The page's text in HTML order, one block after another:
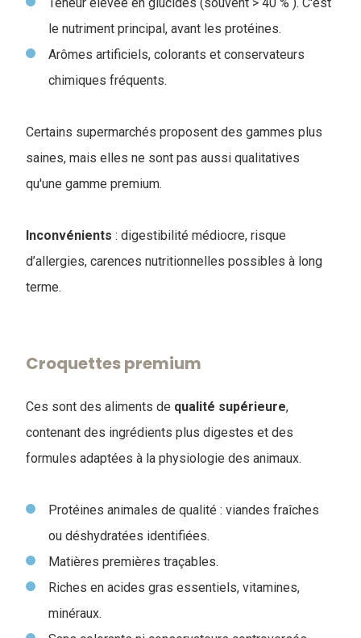
le nutriment principal, avant les protéines.
Arômes artificiels, colorants et conservateurs
chimiques fréquents.
Certains supermarchés proposent des gammes plus
saines, mais elles ne sont pas aussi qualitatives
qu'une gamme premium.
Inconvénients : digestibilité médiocre, risque
d’allergies, carences nutritionnelles possibles à long
terme.
Croquettes premium
Ces sont des aliments de qualité supérieure,
contenant des ingrédients plus digestes et des
formules adaptées à la physiologie des animaux.
Protéines animales de qualité : viandes fraîches
ou déshydratées identifiées.
Matières premières traçables.
Riches en acides gras essentiels, vitamines,
minéraux.